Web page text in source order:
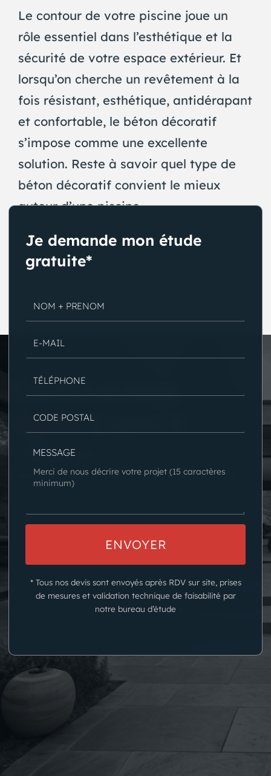
Le contour de votre piscine joue un
rôle essentiel dans l’esthétique et la
sécurité de votre espace extérieur. Et
lorsqu’on cherche un revêtement à la
fois résistant, esthétique, antidérapant
et confortable, le béton décoratif
s’impose comme une excellente
solution. Reste à savoir quel type de
béton décoratif convient le mieux
autour d’une piscine.
Voir plus
Transformez
VotreEspace
N'hésitez pas à nous consulter pour
réaliser une étude de votre projet.
Je demande mon étude
gratuite*
MESSAGE
* Tous nos devis sont envoyés après RDV sur site, prises
de mesures et validation technique de faisabilité par
notre bureau d’étude